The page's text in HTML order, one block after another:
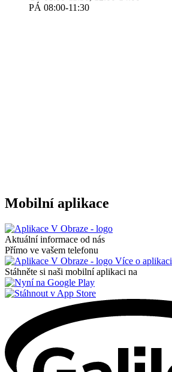
​​​​PÁ 08:00-11:30
Mobilní aplikace
Aktuální informace od nás
Přímo ve vašem telefonu
Více o aplikaci
Stáhněte si naši mobilní aplikaci na